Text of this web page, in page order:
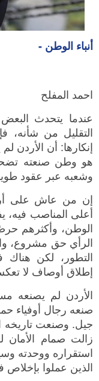
أنباء الوطن -
احمد المفلح
عندما يتحدث
التقليل من شأنه،
إنكارها: أن الأردن
هو وطن صنعته
وشعبه عبر عقود
إن من عاش على
أعلى المناصب فيه،
الوطن، وأكثرهم
الرأي حق مشروع،
التطور، لكن هناك
إطلاق أوصاف لا
الأردن لم يصنعه
صنعه رجال أوفياء
جيل. وصنعت تاريخه
زالت صمام
استقراره ووحدته
الذين عملوا